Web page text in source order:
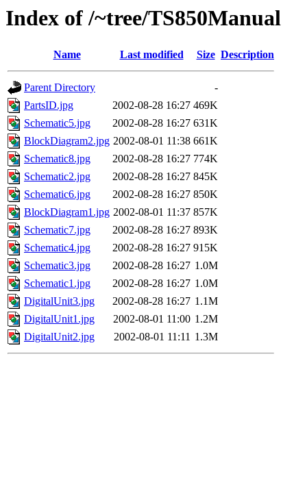
Index of /~tree/TS850Manual
Name Last modified Size Description
Parent Directory
-
PartsID.jpg
2002-08-28 16:27 469K
Schematic5.jpg
2002-08-28 16:27 631K
BlockDiagram2.jpg 2002-08-01 11:38 661K
Schematic8.jpg
2002-08-28 16:27 774K
Schematic2.jpg
2002-08-28 16:27 845K
Schematic6.jpg
2002-08-28 16:27 850K
BlockDiagram1.jpg 2002-08-01 11:37 857K
Schematic7.jpg
2002-08-28 16:27 893K
Schematic4.jpg
2002-08-28 16:27 915K
Schematic3.jpg
2002-08-28 16:27 1.0M
Schematic1.jpg
2002-08-28 16:27 1.0M
DigitalUnit3.jpg
2002-08-28 16:27 1.1M
DigitalUnit1.jpg
2002-08-01 11:00 1.2M
DigitalUnit2.jpg
2002-08-01 11:11 1.3M